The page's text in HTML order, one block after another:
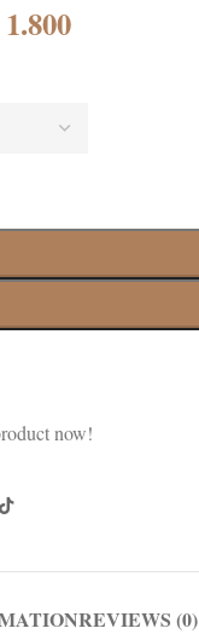
1.800
now!
REVIEWS (0)